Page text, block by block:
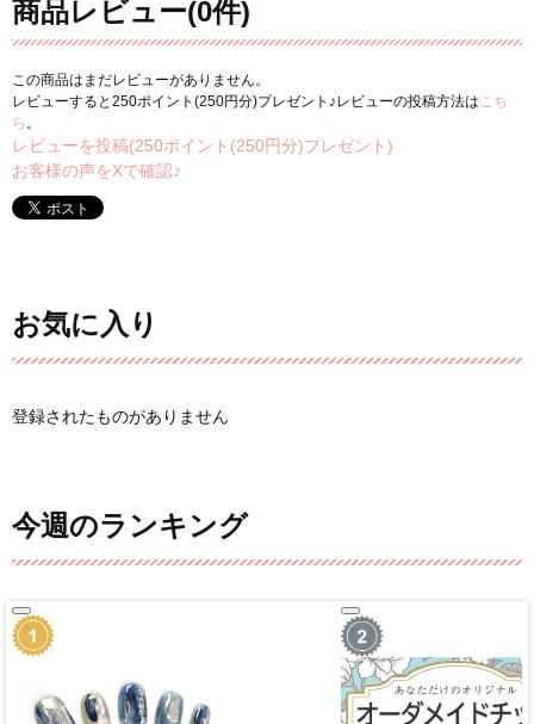
商品レビュー(0件)
この商品はまだレビューがありません。
レビューすると250ポイント(250円分)プレゼント♪レビューの投稿方法は こち
ら 。
レビューを投稿(250ポイント(250円分)プレゼント)
お客様の声をXで確認♪
お気に入り
登録されたものがありません
今週のランキング